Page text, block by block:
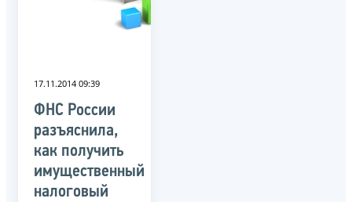
17.11.2014 09:39
ФНС России
разъяснила,
как получить
имущественный
налоговый